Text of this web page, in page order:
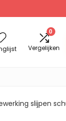
0
Vergelijken
slijpen